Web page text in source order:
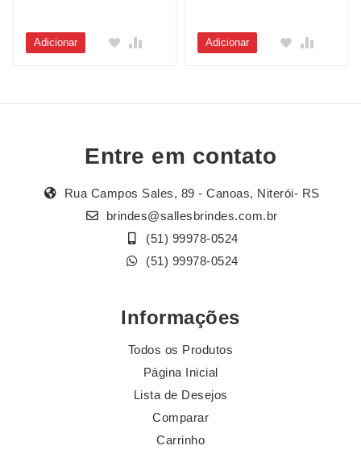
Adicionar Adicionar
Entre em contato
Rua Campos Sales, 89 - Canoas, Niterói- RS
brindes@sallesbrindes.com.br
(51) 99978-0524
(51) 99978-0524
Informações
Todos os Produtos
Página Inicial
Lista de Desejos
Comparar
Carrinho